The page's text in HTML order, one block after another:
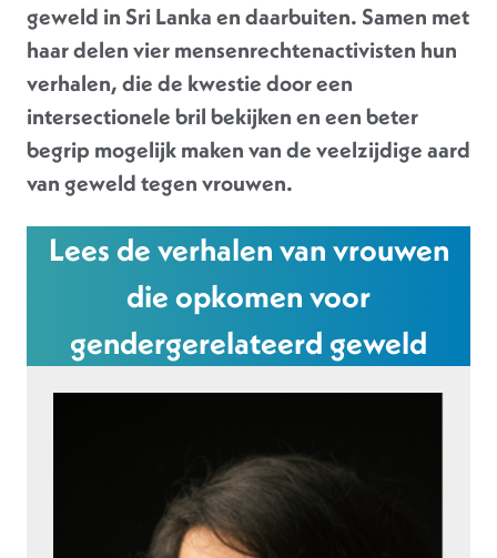
geweld in Sri Lanka en daarbuiten. Samen met
haar delen vier mensenrechtenactivisten hun
verhalen, die de kwestie door een
intersectionele bril bekijken en een beter
begrip mogelijk maken van de veelzijdige aard
van geweld tegen vrouwen.
Lees de verhalen van vrouwen
die opkomen voor
gendergerelateerd geweld